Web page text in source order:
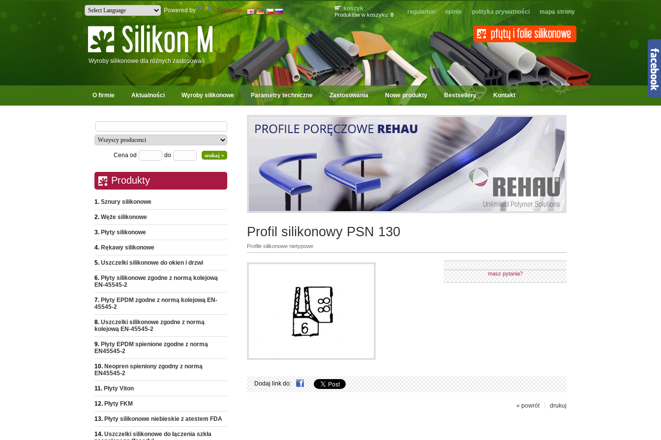
Powered by Translate koszyk
Produktów w koszyku: 0 regulamin opinie polityka prywatności mapa strony
Wyroby silikonowe dla różnych zastosowań
O firmie Aktualności Wyroby silikonowe Parametry techniczne Zastosowania Nowe produkty Bestsellery Kontakt
Cena od do
Produkty
Sznury silikonowe
Węże silikonowe
Płyty silikonowe
Rękawy silikonowe
Uszczelki silikonowe do okien i drzwi
Płyty silikonowe zgodne z normą kolejową
EN-45545-2
Płyty EPDM zgodne z normą kolejową EN-
45545-2
Uszczelki silikonowe zgodne z normą
kolejową EN-45545-2
Płyty EPDM spienione zgodne z normą
EN45545-2
Neopren spieniony zgodny z normą
EN45545-2
Płyty Viton
Płyty FKM
Płyty silikonowe niebieskie z atestem FDA
Uszczelki silikonowe do łączenia szkła
Profil silikonowy PSN 130
Profile silikonowe nietypowe
masz pytania?
Dodaj link do:
drukuj
« powrót